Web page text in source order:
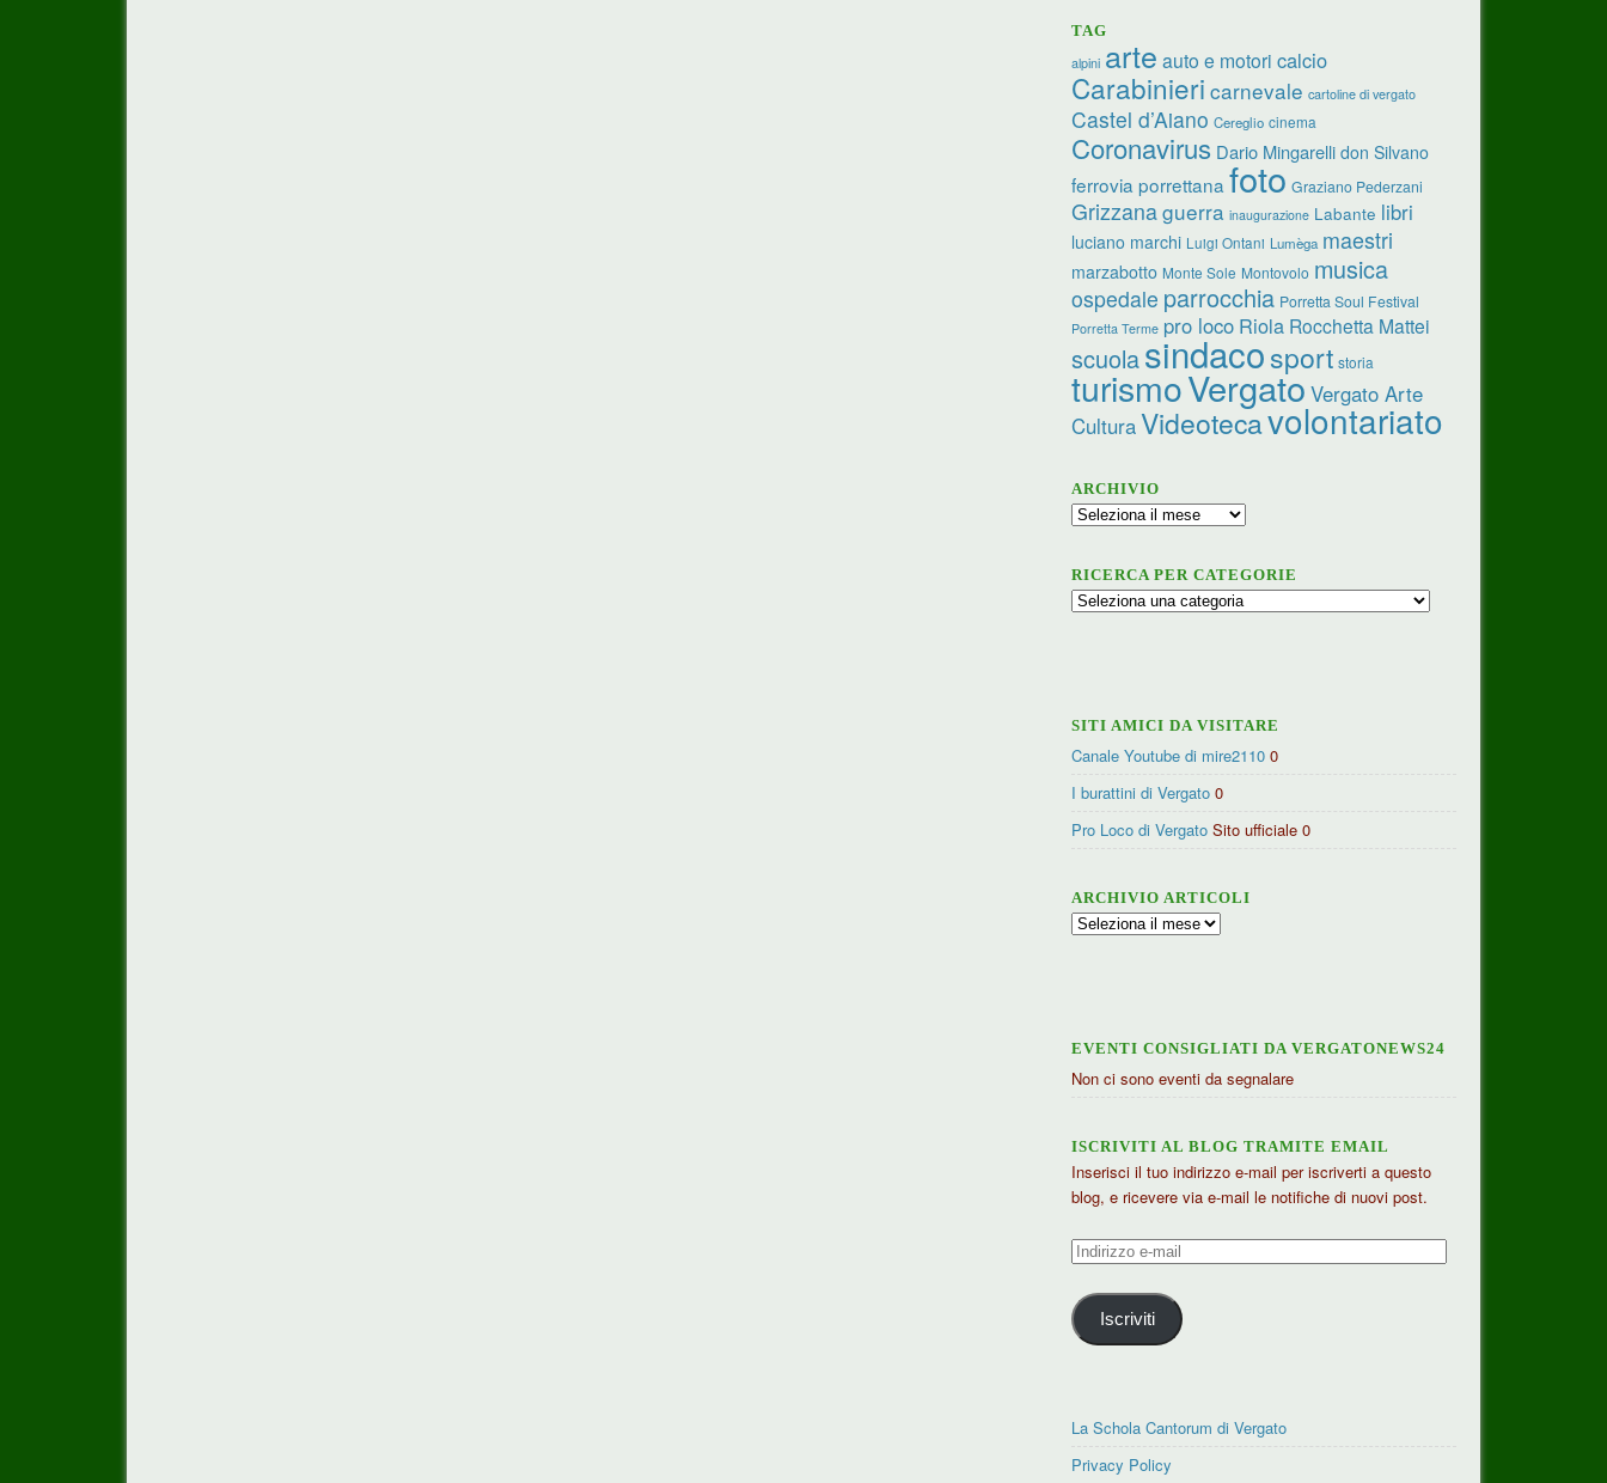
TAG
alpini arte auto e motori calcio
Carabinieri carnevale cartoline di vergato
Castel d’Aiano Cereglio cinema
Coronavirus Dario Mingarelli don Silvano
ferrovia porrettana foto Graziano Pederzani
Grizzanaguerra inaugurazione Labante libri
luciano marchi Luigi Ontani Lumèga maestri
marzabotto Monte Sole Montovolo musica
ospedale parrocchia Porretta Soul Festival
Porretta Terme pro loco Riola Rocchetta Mattei
scuolasindacosport storia
turismoVergato Vergato Arte
CulturaVideotecavolontariato
ARCHIVIO
Archivio
RICERCA PER CATEGORIE
Ricerca
SITI AMICI DA VISITARE
Canale Youtube di mire2110 0
I burattini di Vergato 0
Pro Loco di Vergato Sito ufficiale 0
ARCHIVIO ARTICOLI
Archivio
EVENTI CONSIGLIATI DA VERGATONEWS24
Non ci sono eventi da segnalare
ISCRIVITI AL BLOG TRAMITE EMAIL
Inserisci il tuo indirizzo e-mail per iscriverti a questo
blog, e ricevere via e-mail le notifiche di nuovi post.
Indirizzo
mail
Iscriviti
La Schola Cantorum di Vergato
Privacy Policy